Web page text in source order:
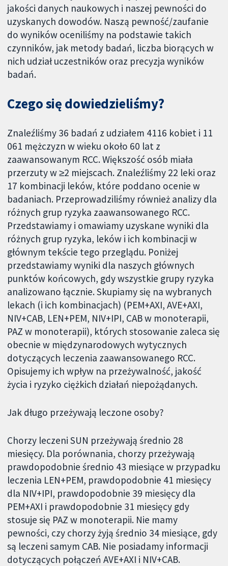
jakości danych naukowych i naszej pewności do
uzyskanych dowodów. Naszą pewność/zaufanie
do wyników oceniliśmy na podstawie takich
czynników, jak metody badań, liczba biorących w
nich udział uczestników oraz precyzja wyników
badań.
Czego się dowiedzieliśmy?
Znaleźliśmy 36 badań z udziałem 4116 kobiet i 11
061 mężczyzn w wieku około 60 lat z
zaawansowanym RCC. Większość osób miała
przerzuty w ≥2 miejscach. Znaleźliśmy 22 leki oraz
17 kombinacji leków, które poddano ocenie w
badaniach. Przeprowadziliśmy również analizy dla
różnych grup ryzyka zaawansowanego RCC.
Przedstawiamy i omawiamy uzyskane wyniki dla
różnych grup ryzyka, leków i ich kombinacji w
głównym tekście tego przeglądu. Poniżej
przedstawiamy wyniki dla naszych głównych
punktów końcowych, gdy wszystkie grupy ryzyka
analizowano łącznie. Skupiamy się na wybranych
lekach (i ich kombinacjach) (PEM+AXI, AVE+AXI,
NIV+CAB, LEN+PEM, NIV+IPI, CAB w monoterapii,
PAZ w monoterapii), których stosowanie zaleca się
obecnie w międzynarodowych wytycznych
dotyczących leczenia zaawansowanego RCC.
Opisujemy ich wpływ na przeżywalność, jakość
życia i ryzyko ciężkich działań niepożądanych.
Jak długo przeżywają leczone osoby?
Chorzy leczeni SUN przeżywają średnio 28
miesięcy. Dla porównania, chorzy przeżywają
prawdopodobnie średnio 43 miesiące w przypadku
leczenia LEN+PEM, prawdopodobnie 41 miesięcy
dla NIV+IPI, prawdopodobnie 39 miesięcy dla
PEM+AXI i prawdopodobnie 31 miesięcy gdy
stosuje się PAZ w monoterapii. Nie mamy
pewności, czy chorzy żyją średnio 34 miesiące, gdy
są leczeni samym CAB. Nie posiadamy informacji
dotyczących połączeń AVE+AXI i NIV+CAB.